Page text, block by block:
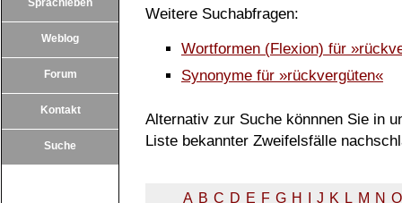
Sprachleben
Weblog
Forum
Kontakt
Suche
Weitere Suchabfragen:
Wortformen (Flexion) für
Synonyme für »rückvergüten«
Alternativ zur Suche könnnen Sie in
Liste bekannter Zweifelsfälle
A B C D E F G H J K L M N O